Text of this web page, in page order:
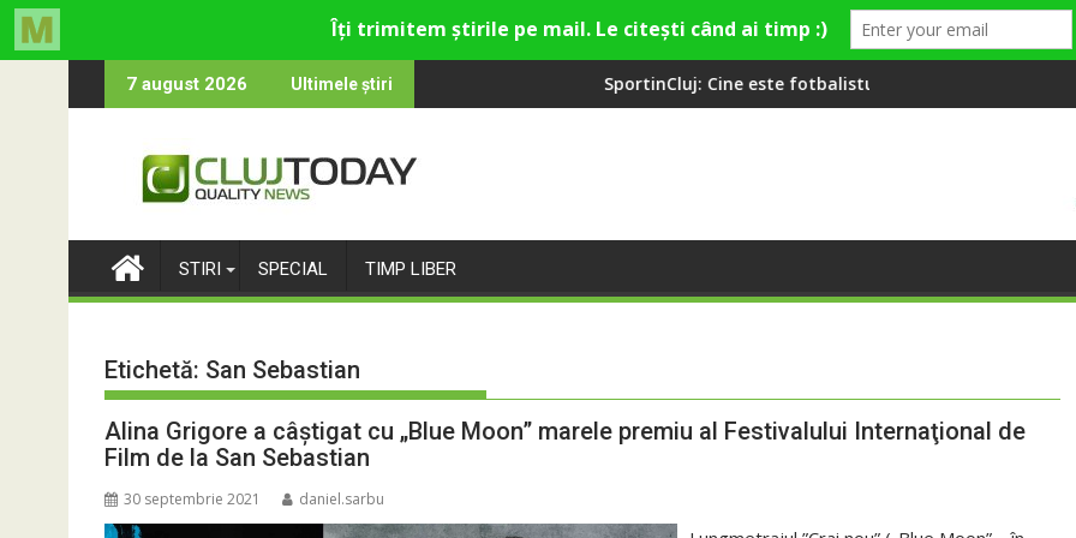
to
7 august 2026 Ultimele știri
cultural și de divertisment din Cluj-Napoca
luna devine o întrebare SportinCluj: Cine este fotbalistul cu două diplome care a învățat româna la
Compania de
STIRI SPECIAL TIMP LIBER
Etichetă: San Sebastian
Alina Grigore a câștigat cu „Blue Moon” marele premiu al Festivalului Internaţional de
Film de la San Sebastian
30 septembrie 2021 daniel.sarbu